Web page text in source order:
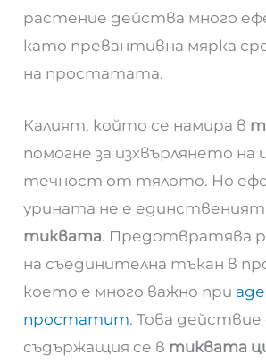
растение действа много
като превантивна мярка
на простатата.
Калият, който се намира в
помогне за изхвърлянето на
течност от тялото. Но
урината не е
тиквата. Предотвратява
на съединителна тъкан в
което е много важно при
простатит. Това действие
съдържащия се в тиквата